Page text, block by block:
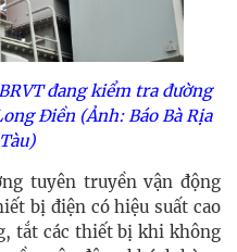
đang kiểm tra đường
Điền (Ảnh: Báo Bà Rịa
tuyên truyền vận động
bị điện có hiệu suất cao
tắt các thiết bị khi không